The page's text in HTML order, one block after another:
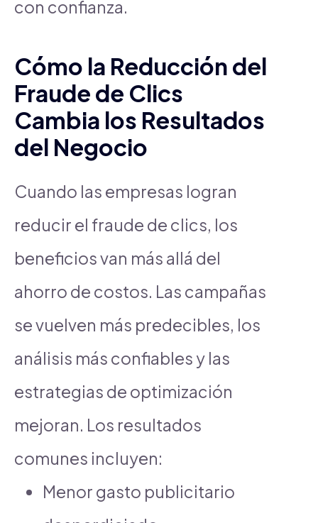
con confianza.
Cómo la Reducción del
Fraude de Clics
Cambia los Resultados
del Negocio
Cuando las empresas logran
reducir el fraude de clics, los
beneficios van más allá del
ahorro de costos. Las campañas
se vuelven más predecibles, los
análisis más confiables y las
estrategias de optimización
mejoran. Los resultados
comunes incluyen:
Menor gasto publicitario